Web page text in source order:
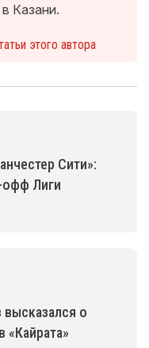
Казани.
этого автора
Сити»:
офф Лиги
высказался о
«Кайрата»